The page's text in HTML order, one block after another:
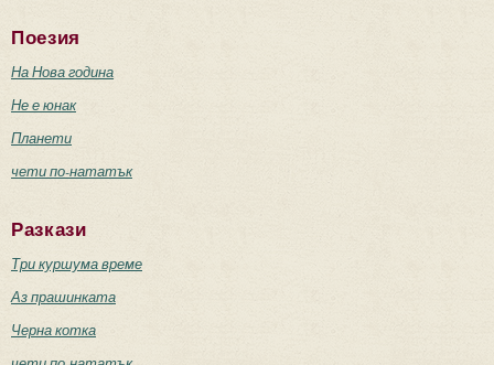
Поезия
На Нова година
Не е юнак
Планети
чети по-нататък
Разкази
Три куршума време
Аз прашинката
Черна котка